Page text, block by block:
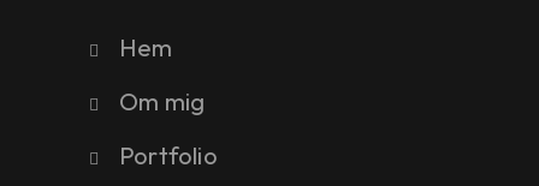
Hem
Om mig
Portfolio